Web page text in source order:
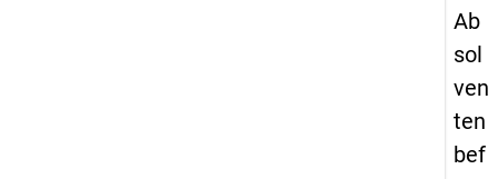
Ab
sol
ven
ten
bef